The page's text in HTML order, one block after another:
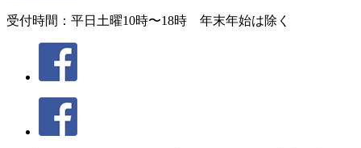
受付時間：平日土曜10時〜18時 年末年始は除く